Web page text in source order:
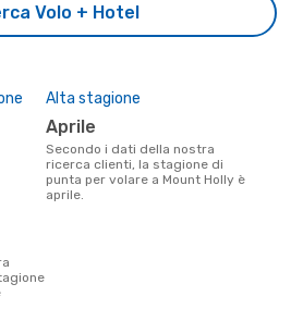
Volo + Hotel
Alta stagione
aprile
Secondo i dati della nostra
ricerca clienti, la stagione di
punta per volare a Mount Holly è
aprile.